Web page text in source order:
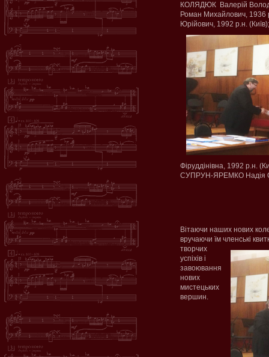
КОЛЯДЮК Валерій
Роман Михайлович,
Юрійович, 1992 р.н. (Київ);
Фіруддінівна, 1992 р.н.
СУПРУН-ЯРЕМКО Надія
Вітаючи наших нових
вручаючи їм членські
творчих
успіхів і
завоювання
нових
мистецьких
вершин.